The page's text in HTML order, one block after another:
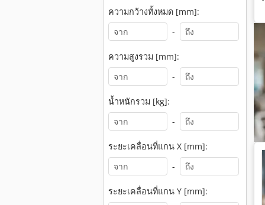
ความกว้างทั้งหมด [mm]:
-
ความสูงรวม [mm]:
-
น้ำหนักรวม [kg]:
-
ระยะเคลื่อนที่แกน X [mm]:
-
ระยะเคลื่อนที่แกน Y [mm]: